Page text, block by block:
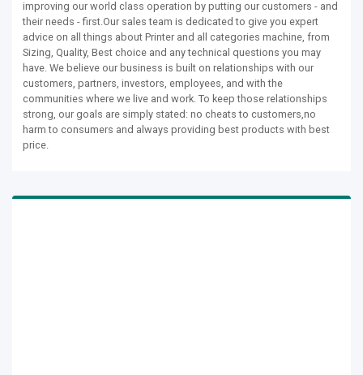
improving our world class operation by putting our customers - and
their needs - first.Our sales team is dedicated to give you expert
advice on all things about Printer and all categories machine, from
Sizing, Quality, Best choice and any technical questions you may
have. We believe our business is built on relationships with our
customers, partners, investors, employees, and with the
communities where we live and work. To keep those relationships
strong, our goals are simply stated: no cheats to customers,no
harm to consumers and always providing best products with best
price.